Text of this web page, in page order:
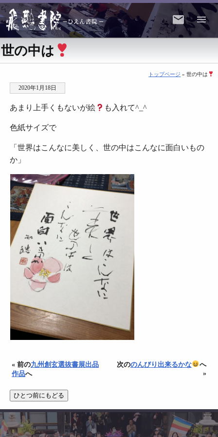
世の中は
トップページ » 世の中は
2020年1月18日
あまり上手くもないが絵 も入れて^_^
色紙サイズで
「世界はこんなに美しく、世の中はこんなに面白いもの
か」
« 前の九州創玄選抜書展出品
作品へ
次ののんびり出来るかな
へ
»